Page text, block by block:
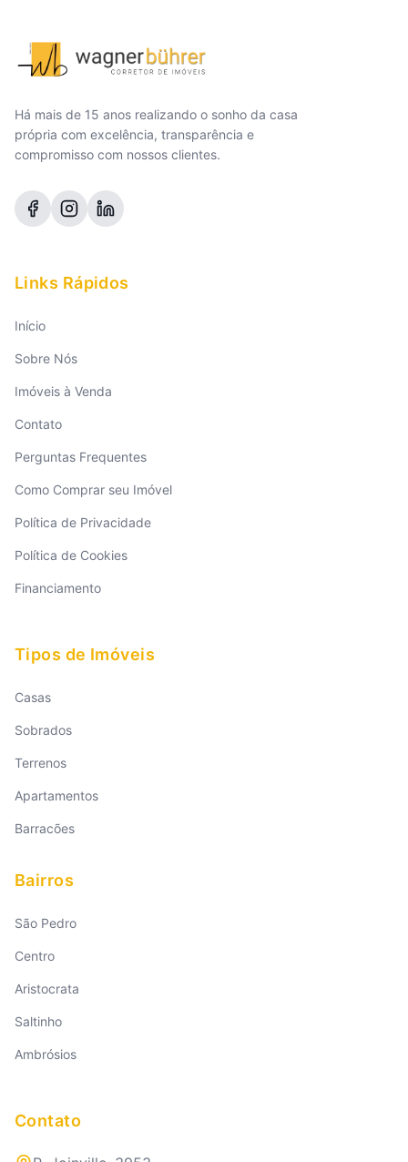
Há mais de 15 anos realizando o sonho da casa
própria com excelência, transparência e
compromisso com nossos clientes.
Links Rápidos
Início
Sobre Nós
Imóveis à Venda
Contato
Perguntas Frequentes
Como Comprar seu Imóvel
Política de Privacidade
Política de Cookies
Financiamento
Tipos de Imóveis
Casas
Sobrados
Terrenos
Apartamentos
Barracões
Bairros
São Pedro
Centro
Aristocrata
Saltinho
Ambrósios
Contato